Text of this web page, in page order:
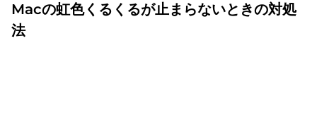
Macの虹色くるくるが止まらないときの対処
法